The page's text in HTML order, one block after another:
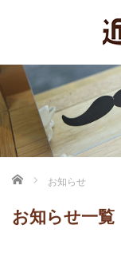
ホーム お知らせ
お知らせ一覧